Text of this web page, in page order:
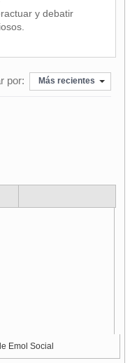
y debatir
por: Más recientes
Emol Social